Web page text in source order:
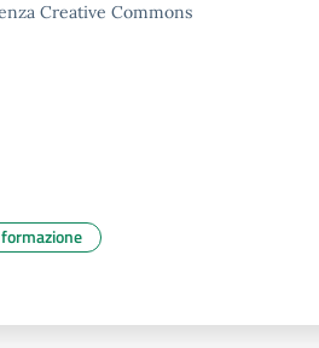
Creative Commons